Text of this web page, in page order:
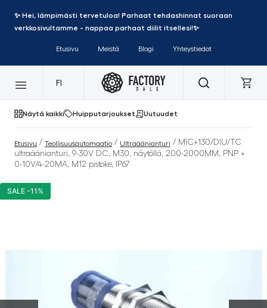
✨ Hei, lämpimästi tervetuloa! Parhaat tehdashinnat suoraan
verkkosivultamme - nappaa parhaat diilit itsellesi!✨
Etusivu Meistä Blogi Yhteystiedot
FI
Näytä kaikki Huipputarjoukset Uutuudet
Etusivu / Teollisuusautomaatio / Ultraäänianturi / MIC+130/DIU/TC
ultraäänianturi, 9-30V DC, M30, näytöllä, 200-2000MM, PNP +
0-10V/4-20MA, M12 pistoke, IP67
SALE -11%